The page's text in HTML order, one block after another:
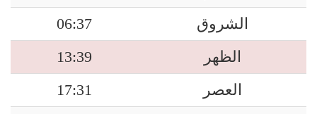
الشروق
06:37
الظهر
13:39
العصر
17:31